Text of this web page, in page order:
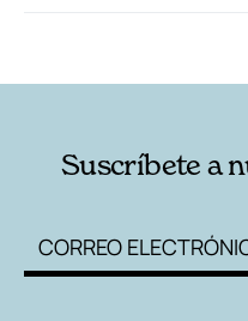
Suscríbete a